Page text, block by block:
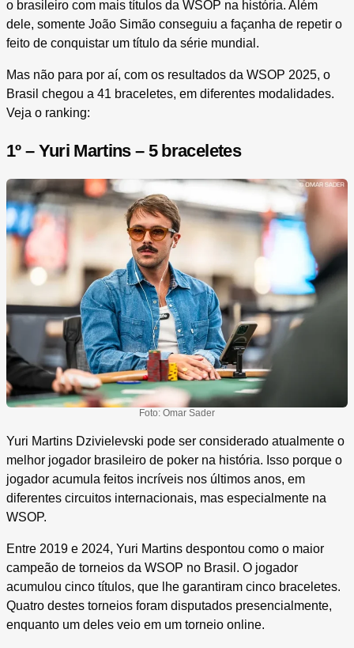
o brasileiro com mais títulos da WSOP na história. Além
dele, somente João Simão conseguiu a façanha de repetir o
feito de conquistar um título da série mundial.
Mas não para por aí, com os resultados da WSOP 2025, o
Brasil chegou a 41 braceletes, em diferentes modalidades.
Veja o ranking:
1º – Yuri Martins – 5 braceletes
Foto: Omar Sader
Yuri Martins Dzivielevski pode ser considerado atualmente o
melhor jogador brasileiro de poker na história. Isso porque o
jogador acumula feitos incríveis nos últimos anos, em
diferentes circuitos internacionais, mas especialmente na
WSOP.
Entre 2019 e 2024, Yuri Martins despontou como o maior
campeão de torneios da WSOP no Brasil. O jogador
acumulou cinco títulos, que lhe garantiram cinco braceletes.
Quatro destes torneios foram disputados presencialmente,
enquanto um deles veio em um torneio online.